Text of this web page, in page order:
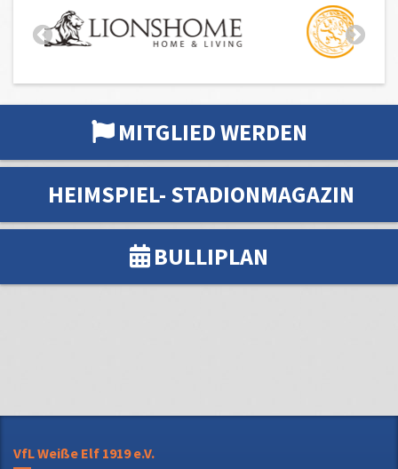
MITGLIED WERDEN
HEIMSPIEL- STADIONMAGAZIN
BULLIPLAN
VfL Weiße Elf 1919 e.V.